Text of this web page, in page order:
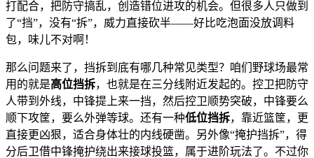
打配合，把防守搞乱，创造错位进攻的机会。但很多人只做到
了“挡”，没有“拆”，威力直接砍半——好比吃泡面没放调料
包，味儿不对啊！
那么问题来了，挡拆到底有哪几种常见类型？咱们野球场最常
用的就是高位挡拆，也就是在三分线附近发起的。控卫把防守
人带到外线，中锋提上来一挡，然后控卫顺势突破，中锋要么
顺下攻筐，要么外弹等球。还有一种低位挡拆，靠近篮筐，更
直接更凶狠，适合身体壮的内线硬凿。另外像“掩护挡拆”，得
分后卫借中锋掩护绕出来接球投篮，属于进阶玩法了。不过你